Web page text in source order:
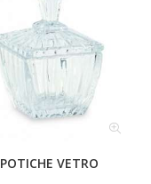
POTICHE VETRO